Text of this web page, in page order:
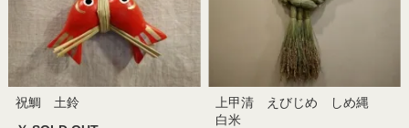
祝鯛 土鈴
上甲清 えびじめ しめ縄
白米